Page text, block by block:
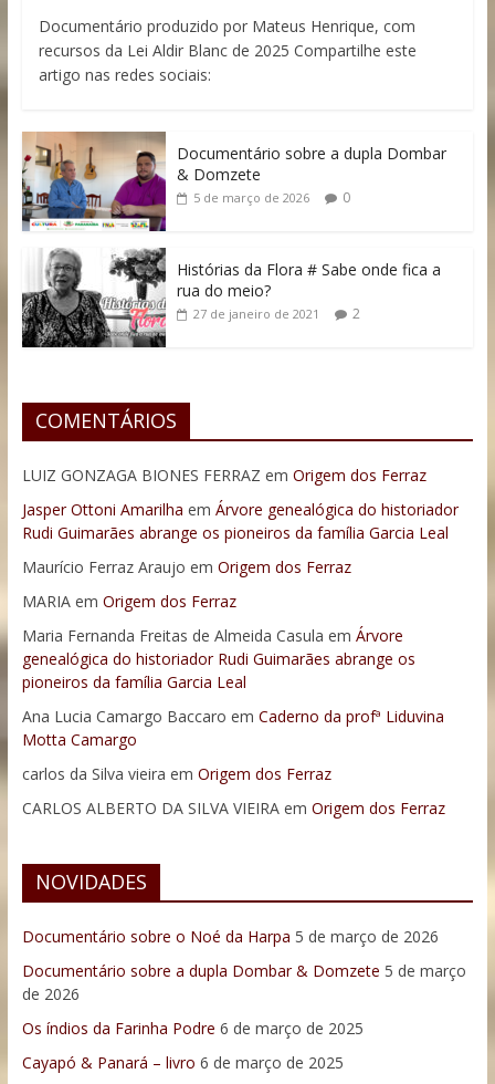
Documentário produzido por Mateus Henrique, com
recursos da Lei Aldir Blanc de 2025 Compartilhe este
artigo nas redes sociais:
Documentário sobre a dupla Dombar
& Domzete
5 de março de 2026 0
Histórias da Flora # Sabe onde fica a
rua do meio?
27 de janeiro de 2021 2
COMENTÁRIOS
LUIZ GONZAGA BIONES FERRAZ em Origem dos Ferraz
Jasper Ottoni Amarilha em Árvore genealógica do historiador
Rudi Guimarães abrange os pioneiros da família Garcia Leal
Maurício Ferraz Araujo em Origem dos Ferraz
MARIAem Origem dos Ferraz
Maria Fernanda Freitas de Almeida Casula em Árvore
genealógica do historiador Rudi Guimarães abrange os
pioneiros da família Garcia Leal
Ana Lucia Camargo Baccaro em Caderno da profª Liduvina
Motta Camargo
carlos da Silva vieira em Origem dos Ferraz
CARLOS ALBERTO DA SILVA VIEIRAem Origem dos Ferraz
NOVIDADES
Documentário sobre o Noé da Harpa 5 de março de 2026
Documentário sobre a dupla Dombar & Domzete 5 de março
de 2026
Os índios da Farinha Podre 6 de março de 2025
Cayapó & Panará – livro 6 de março de 2025